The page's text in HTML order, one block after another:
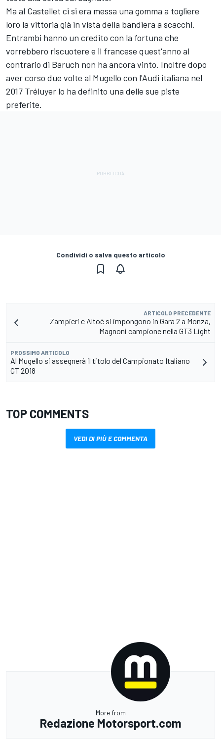
Ma al Castellet ci si era messa una gomma a togliere
loro la vittoria già in vista della bandiera a scacchi.
Entrambi hanno un credito con la fortuna che
vorrebbero riscuotere e il francese quest'anno al
contrario di Baruch non ha ancora vinto. Inoltre dopo
aver corso due volte al Mugello con l'Audi italiana nel
2017 Tréluyer lo ha definito una delle sue piste
preferite.
Condividi o salva questo articolo
ARTICOLO PRECEDENTE
Zampieri e Altoè si impongono in Gara 2 a Monza,
Magnoni campione nella GT3 Light
PROSSIMO ARTICOLO
Al Mugello si assegnerà il titolo del Campionato Italiano
GT 2018
TOP COMMENTS
VEDI DI PIÙ E COMMENTA
More from
Redazione Motorsport.com